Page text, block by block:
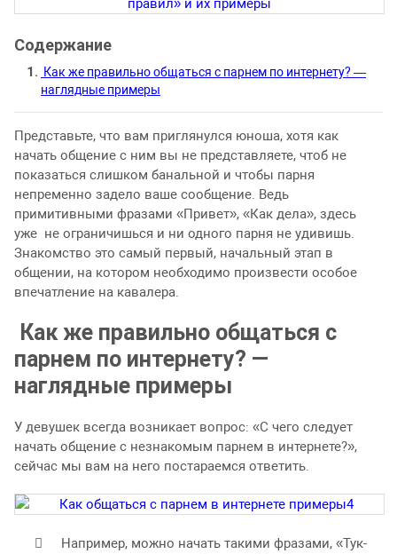
Как же правильно общаться с парнем по интернету? —
наглядные примеры
Представьте, что вам приглянулся юноша, хотя как
начать общение с ним вы не представляете, чтоб не
показаться слишком банальной и чтобы парня
непременно задело ваше сообщение. Ведь
примитивными фразами «Привет», «Как дела», здесь
уже не ограничишься и ни одного парня не удивишь.
Знакомство это самый первый, начальный этап в
общении, на котором необходимо произвести особое
впечатление на кавалера.
Как же правильно общаться с
парнем по интернету? —
наглядные примеры
У девушек всегда возникает вопрос: «С чего следует
начать общение с незнакомым парнем в интернете?»,
сейчас мы вам на него постараемся ответить.
Например, можно начать такими фразами, «Тук-